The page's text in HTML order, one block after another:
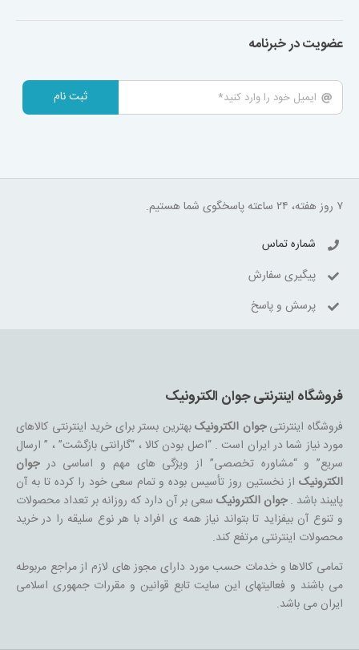
عضویت در خبرنامه
ثبت نام
۷ روز هفته، ۲۴ ساعته پاسخگوی شما هستیم.
شماره تماس
پیگیری سفارش
پرسش و پاسخ
فروشگاه اینترنتی جوان الکترونیک
فروشگاه اینترنتیجوان الکترونیکبهترین بستر برای خرید اینترنتی کالاهای
مورد نیاز شما در ایران است . “اصل بودن کالا ، “گارانتی بازگشت” ، ” ارسال
سریع” و “مشاوره تخصصی” از ویژگی های مهم و اساسی درجوان
الکترونیکاز نخستین روز تأسیس بوده و تمام سعی خود را کرده تا به آن
پایبند باشد .جوان الکترونیکسعی بر آن دارد که روزانه بر تعداد محصولات
و تنوع آن بیفزاید تا بتواند نیاز همه ی افراد با هر نوع سلیقه را در خرید
محصولات اینترنتی مرتفع کند.
تمامی کالاها و خدمات حسب مورد دارای مجوز های لازم از مراجع مربوطه
می باشند و فعالیتهای این سایت تابع قوانین و مقررات جمهوری اسلامی
ایران می باشد.